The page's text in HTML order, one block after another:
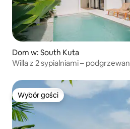
Dom w: South Kuta
Willa z 2 sypialniami –
Wybór gości
Wybór gości